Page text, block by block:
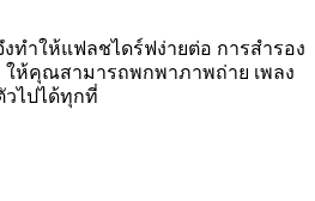
ทำให้แฟลชไดร์ฟง่ายต่อ การสำรอง
ห้คุณสามารถพกพาภาพถ่าย เพลง
ไปได้ทุกที่